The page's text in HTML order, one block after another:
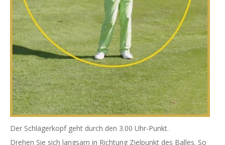
Der Schlägerkopf geht durch den 3.00 Uhr-Punkt.
Drehen Sie sich langsam in Richtung Zielpunkt des Balles. So